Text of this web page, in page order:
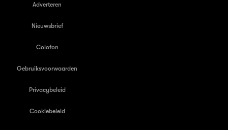
Adverteren
Nieuwsbrief
Colofon
Gebruiksvoorwaarden
Privacybeleid
Cookiebeleid